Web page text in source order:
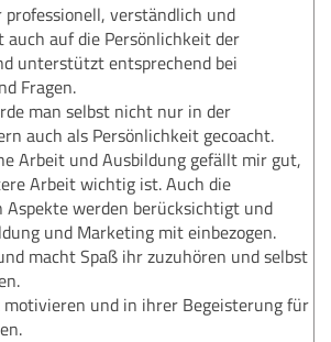
professionell, verständlich und
auch auf die Persönlichkeit der
unterstützt entsprechend bei
Fragen.
man selbst nicht nur in der
auch als Persönlichkeit gecoacht.
Arbeit und Ausbildung gefällt mir gut,
Arbeit wichtig ist. Auch die
Aspekte werden berücksichtigt und
und Marketing mit einbezogen.
macht Spaß ihr zuzuhören und selbst
und in ihrer Begeisterung für